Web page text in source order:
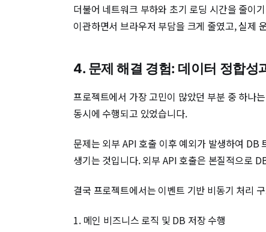
더불어 네트워크 부하와 초기 로딩 시간을 줄이
이관하면서 브라우저 부담을 크게 줄였고, 실제
4. 문제 해결 경험: 데이터 정합성
프로젝트에서 가장 고민이 많았던 부분 중 하나
동시에 수행되고 있었습니다.
문제는 외부 API 호출 이후 예외가 발생하여
생기는 것입니다. 외부 API 호출은 본질적으로
결국 프로젝트에서는 이벤트 기반 비동기 처리
1. 메인 비즈니스 로직 및 DB 저장 수행